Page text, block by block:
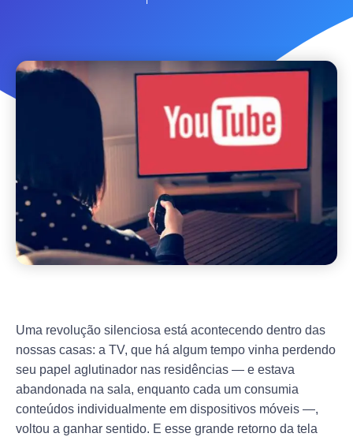
Uma revolução silenciosa está acontecendo dentro das
nossas casas: a TV, que há algum tempo vinha perdendo
seu papel aglutinador nas residências — e estava
abandonada na sala, enquanto cada um consumia
conteúdos individualmente em dispositivos móveis —,
voltou a ganhar sentido. E esse grande retorno da tela